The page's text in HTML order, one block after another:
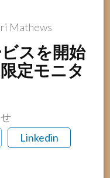
Mathews
スを開始
定モニタ
Linkedin